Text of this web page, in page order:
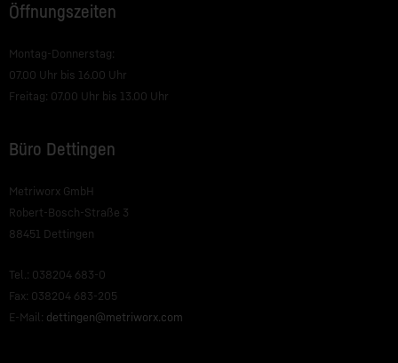
Öffnungszeiten
Montag-Donnerstag:
07.00 Uhr bis 16.00 Uhr
Freitag: 07.00 Uhr bis 13.00 Uhr
Büro Dettingen
Metriworx GmbH
Robert-Bosch-Straße 3
88451 Dettingen
Tel.: 038204 683-0
Fax: 038204 683-205
E-Mail: dettingen@metriworx.com